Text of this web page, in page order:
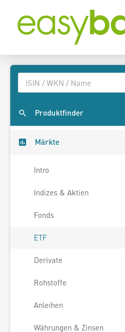
Produktfinder
Märkte
Intro
Indizes & Aktien
Fonds
ETF
Derivate
Rohstoffe
Anleihen
Währungen & Zinsen